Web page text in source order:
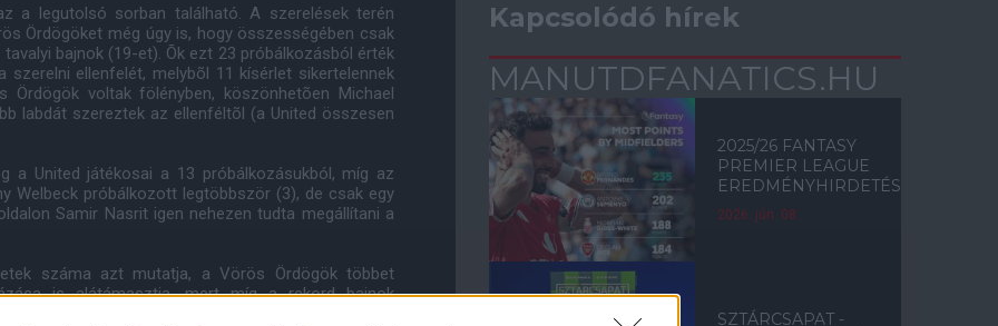
a legutolsó sorban található. A szerelések terén
Ördögöket még úgy is, hogy összességében csak
bajnok (19-et). Õk ezt 23 próbálkozásból érték
ellenfelét, melybõl 11 kísérlet sikertelennek
voltak fölényben, köszönhetõen Michael
labdát szereztek az ellenféltõl (a United összesen
a United játékosai a 13 próbálkozásukból, míg az
Welbeck próbálkozott legtöbbször (3), de csak egy
Samir Nasrit igen nehezen tudta megállítani a
száma azt mutatja, a Vörös Ördögök többet
is alátámasztja, mert míg a rekord bajnok
a labdákat, a City ugyanez a szám 48.
Kapcsolódó hírek
MANUTDFANATICS.HU
2025/26 FANTASY
PREMIER LEAGUE
EREDMÉNYHIRDETÉS
2026. jún. 08.
SZTÁRCSAPAT -